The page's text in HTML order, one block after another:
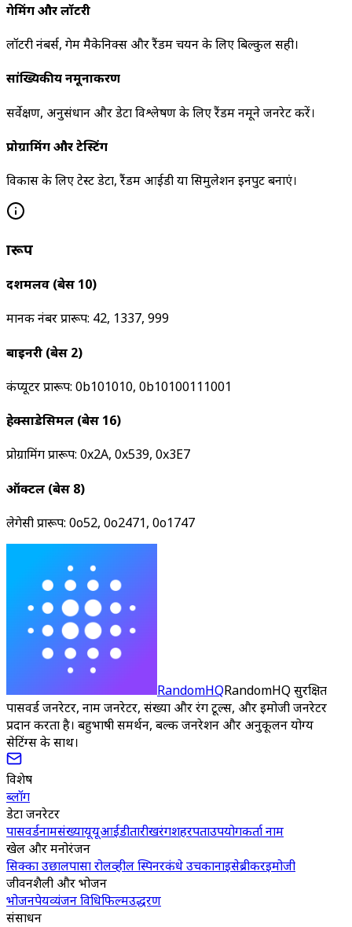
गेमिंग और लॉटरी
लॉटरी नंबर्स, गेम मैकेनिक्स और रैंडम चयन के लिए बिल्कुल सही।
सांख्यिकीय नमूनाकरण
सर्वेक्षण, अनुसंधान और डेटा विश्लेषण के लिए रैंडम नमूने जनरेट करें।
प्रोग्रामिंग और टेस्टिंग
विकास के लिए टेस्ट डेटा, रैंडम आईडी या सिमुलेशन इनपुट बनाएं।
प्रारूप
दशमलव (बेस 10)
मानक नंबर प्रारूप: 42, 1337, 999
बाइनरी (बेस 2)
कंप्यूटर प्रारूप: 0b101010, 0b10100111001
हेक्साडेसिमल (बेस 16)
प्रोग्रामिंग प्रारूप: 0x2A, 0x539, 0x3E7
ऑक्टल (बेस 8)
लेगेसी प्रारूप: 0o52, 0o2471, 0o1747
RandomHQRandomHQ सुरक्षित
पासवर्ड जनरेटर, नाम जनरेटर, संख्या और रंग टूल्स, और इमोजी जनरेटर
प्रदान करता है। बहुभाषी समर्थन, बल्क जनरेशन और अनुकूलन योग्य
सेटिंग्स के साथ।
विशेष
ब्लॉग
डेटा जनरेटर
पासवर्डनामसंख्यायूयूआईडीतारीखरंगशहरपताउपयोगकर्ता नाम
खेल और मनोरंजन
सिक्का उछालपासा रोलव्हील स्पिनरकंधे उचकानाइसेब्रीकरइमोजी
जीवनशैली और भोजन
भोजनपेयव्यंजन विधिफिल्मउद्धरण
संसाधन